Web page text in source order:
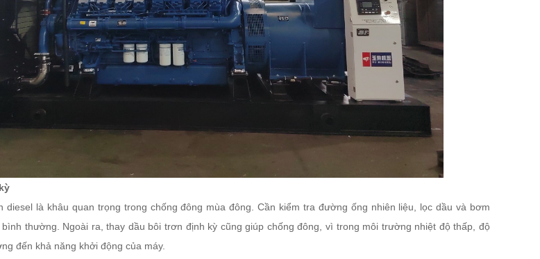
diesel là khâu quan trọng trong chống đông mùa đông. Cần kiểm tra đường ống nhiên liệu, lọc dầu và bơm
thường. Ngoài ra, thay dầu bôi trơn định kỳ cũng giúp chống đông, vì trong môi trường nhiệt độ thấp, độ
đến khả năng khởi động của máy.